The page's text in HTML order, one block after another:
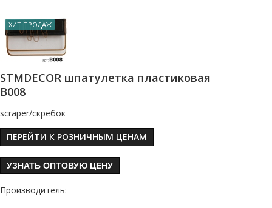
ХИТ ПРОДАЖ
STMDECOR шпатулетка пластиковая
B008
scraper/скребок
ПЕРЕЙТИ К РОЗНИЧНЫМ ЦЕНАМ
УЗНАТЬ ОПТОВУЮ ЦЕНУ
Производитель: